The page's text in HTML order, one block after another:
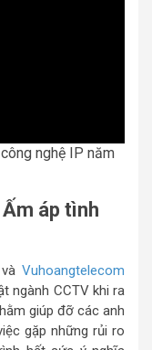
nghệ IP năm
áp tình
Vuhoangtelecom
ngành CCTV khi ra
giúp đỡ các anh
gặp những rủi ro